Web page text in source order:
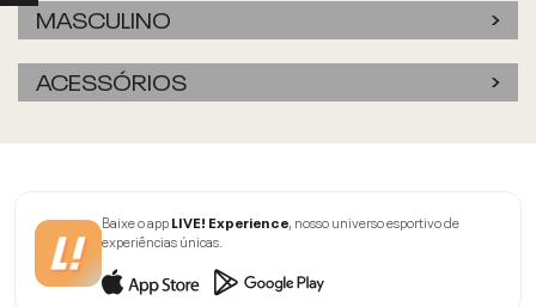
MASCULINO
ACESSÓRIOS
Baixe o appLIVE! Experience, nosso universo esportivo de
experiências únicas.